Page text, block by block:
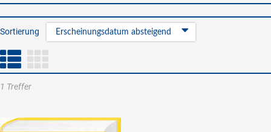
Sortierung Erscheinungsdatum absteigend
1 Treffer